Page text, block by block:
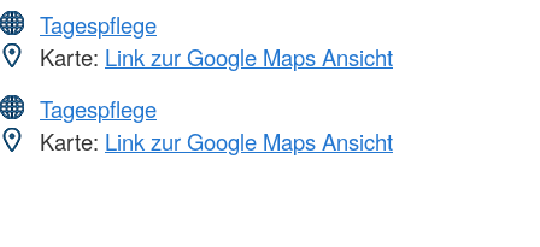
Tagespflege
Karte: Link zur Google Maps Ansicht
Tagespflege
Karte: Link zur Google Maps Ansicht